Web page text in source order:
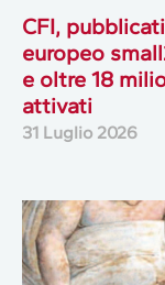
CFI,
europeo
e oltre 18
attivati
31 Luglio 2026